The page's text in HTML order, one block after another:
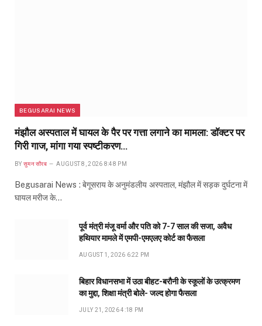
BEGUSARAI NEWS
मंझौल अस्पताल में घायल के पैर पर गत्ता लगाने का मामला: डॉक्टर पर
गिरी गाज, मांगा गया स्पष्टीकरण…
BY सुमन सौरब AUGUST 8, 2026 8:48 PM
Begusarai News : बेगूसराय के अनुमंडलीय अस्पताल, मंझौल में सड़क दुर्घटना में
घायल मरीज के…
पूर्व मंत्री मंजू वर्मा और पति को 7-7 साल की सजा, अवैध
हथियार मामले में एमपी-एमएलए कोर्ट का फैसला
AUGUST 1, 2026 6:22 PM
बिहार विधानसभा में उठा बीहट-बरौनी के स्कूलों के उत्क्रमण
का मुद्दा, शिक्षा मंत्री बोले- जल्द होगा फैसला
JULY 21, 2026 4:18 PM